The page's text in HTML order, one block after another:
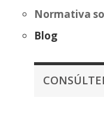
Normativa
Blog